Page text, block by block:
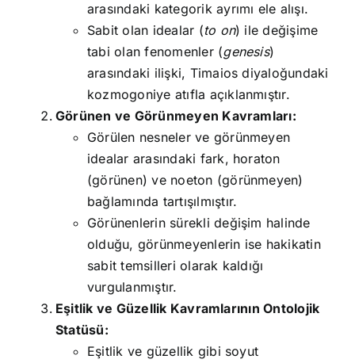
arasındaki kategorik ayrımı ele alışı.
Sabit olan idealar (to on) ile değişime
tabi olan fenomenler (genesis)
arasındaki ilişki, Timaios diyaloğundaki
kozmogoniye atıfla açıklanmıştır.
Görünen ve Görünmeyen Kavramları:
Görülen nesneler ve görünmeyen
idealar arasındaki fark, horaton
(görünen) ve noeton (görünmeyen)
bağlamında tartışılmıştır.
Görünenlerin sürekli değişim halinde
olduğu, görünmeyenlerin ise hakikatin
sabit temsilleri olarak kaldığı
vurgulanmıştır.
Eşitlik ve Güzellik Kavramlarının Ontolojik
Statüsü:
Eşitlik ve güzellik gibi soyut